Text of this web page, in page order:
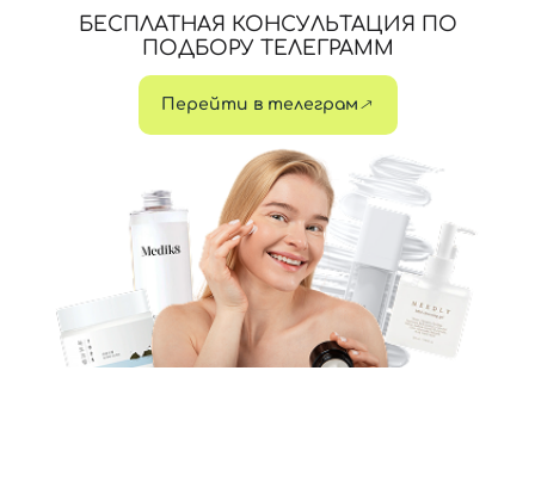
БЕСПЛАТНАЯ КОНСУЛЬТАЦИЯ ПО
ПОДБОРУ ТЕЛЕГРАММ
Перейти в телеграм